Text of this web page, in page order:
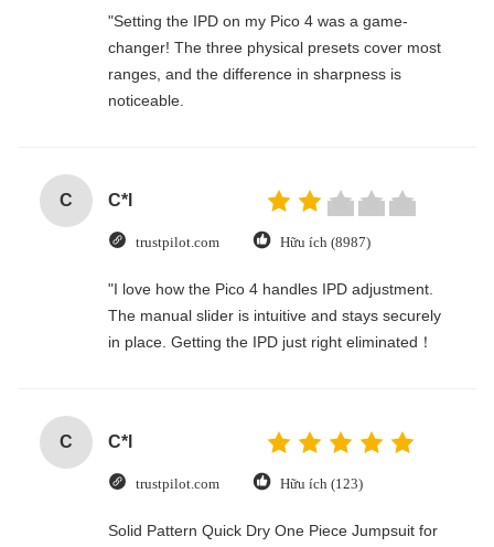
"Setting the IPD on my Pico 4 was a game-
changer! The three physical presets cover most
ranges, and the difference in sharpness is
noticeable.
C C*l
trustpilot.com Hữu ích (8987)
"I love how the Pico 4 handles IPD adjustment.
The manual slider is intuitive and stays securely
in place. Getting the IPD just right eliminated！
C C*l
trustpilot.com Hữu ích (123)
Solid Pattern Quick Dry One Piece Jumpsuit for